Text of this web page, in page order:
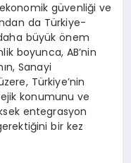
güvenliği ve
da Türkiye-
büyük önem
boyunca, AB’nin
Sanayi
Türkiye’nin
konumunu ve
entegrasyon
bir kez